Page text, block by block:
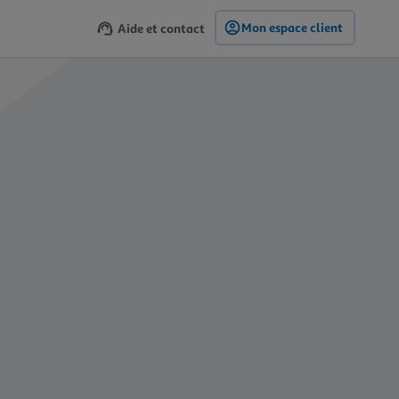
Aide et contact Mon espace client